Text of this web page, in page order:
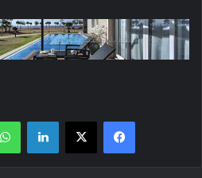
فیسبوک X لینکدین